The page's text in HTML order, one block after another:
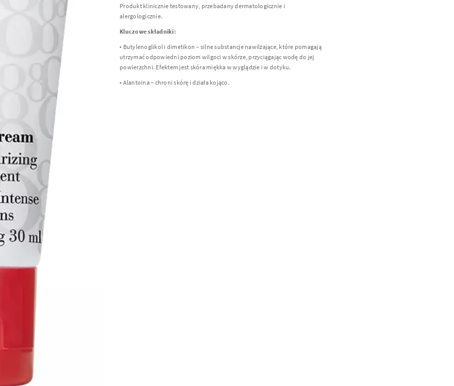
Produkt klinicznie testowany, przebadany dermatologicznie i
alergologicznie.
Kluczowe składniki:
• Butylenoglikol i dimetikon – silne substancje nawilżające, które pomagają
utrzymać odpowiedni poziom wilgoci w skórze, przyciągając wodę do jej
powierzchni. Efektem jest skóra miękka w wyglądzie i w dotyku.
• Alantoina – chroni skórę i działa kojąco.